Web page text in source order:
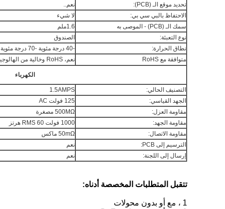
تحديد موقع الـ (PCB):
نعم..
الاحتفاظ بالبي سي بي:
لا شيء
سمك الـ (PCB) - الموصى به
1.6ملم
نوع التعبئة:
الصندوق
نطاق الحرارة:
-40 درجة مئوية -70 درجة مئوية
متوافقة مع RoHS
نعم، RoHS وخالية من الهالوجين
الكهرباء
التصنيف الحالي:
1.5AMPS
الجهد القياسي:
125 فولت AC
مقاومة العزل:
500MΩ مصغرة
مقاومة الجهد:
1000 فولت RMS 60 هرتز
مقاومة الاتصال:
50mΩ ماكس
الترسيم إلى PCB:
نعم
إرسال إلى اللجنة:
نعم
تتقبل المتطلبات المخصصة أدناه:
1 ، مع أو بدون محولات